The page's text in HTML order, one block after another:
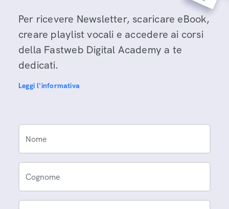
Per ricevere Newsletter, scaricare eBook,
creare playlist vocali e accedere ai corsi
della Fastweb Digital Academy a te
dedicati.
Leggi l'informativa
Nome
Cognome